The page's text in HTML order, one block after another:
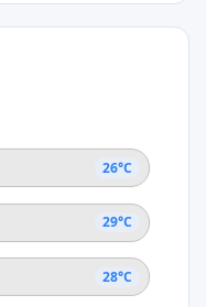
26°C
29°C
28°C